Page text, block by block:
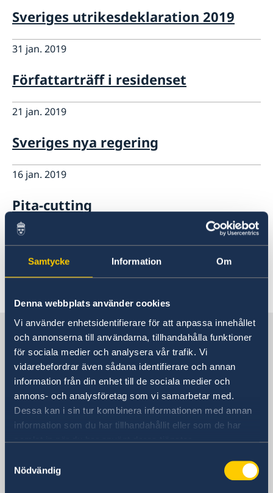
Samtycke Information Om
Denna webbplats använder cookies
Vi använder enhetsidentifierare för att anpassa innehållet
och annonserna till användarna, tillhandahålla funktioner
för sociala medier och analysera vår trafik. Vi
vidarebefordrar även sådana identifierare och annan
information från din enhet till de sociala medier och
annons- och analysföretag som vi samarbetar med.
Dessa kan i sin tur kombinera informationen med annan
information som du har tillhandahållit eller som de har
samlat in när du har använt deras tjänster.
Nödvändig
Team Sweden
Så kan du få stöd
Svenska företag i
Anmäl handelshinder
Nyheter
Ändrad handläggningsprocess för
pappersansökningar
Sveriges utrikesdeklaration 2019
31 jan. 2019
Författarträff i residenset
21 jan. 2019
Sveriges nya regering
16 jan. 2019
Pita-cutting
10 dec. 2018
Alumni-träff i residenset
« 1 2 ... 5 6 7 8 9 »
Sverige i Grekland
Sveriges ambassad
Besöksadress
Vassileos Konstantinou 7
Athen
Postadress
Vassileos Konstantinou 7